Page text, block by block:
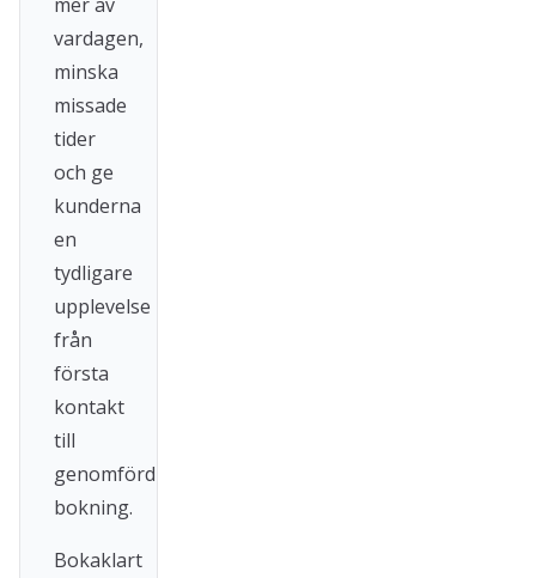
vardagen,
minska
missade
tider
och ge
kunderna
en
tydligare
upplevelse
från
första
kontakt
till
genomförd
bokning.
Bokaklart